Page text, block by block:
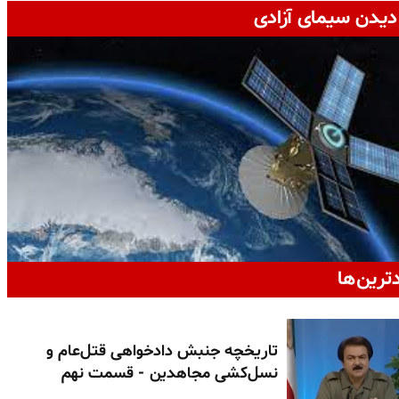
سیمای آزادی
تاریخچه جنبش دادخواهی قتل‌عام و
نسل‌کشی مجاهدین - قسمت نهم